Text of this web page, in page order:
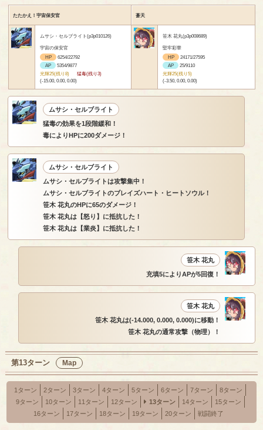
たたかえ！宇宙保安官 蒼天
ムサシ・セルブライト(p3p010126)
宇宙の保安官
HP
6254/22792
AP
5354/9877
光輝25(残り8)
猛毒(残り3)
(-15.00, 0.00, 0.00)
笹木 花丸(p3p008689)
堅牢彩華
HP
24171/27595
AP
25/9110
光輝25(残り5)
(-3.50, 0.00, 0.00)
ムサシ・セルブライト
猛毒の効果を1段階緩和！
毒によりHPに200ダメージ！
ムサシ・セルブライト
ムサシ・セルブライトは攻撃集中！
ムサシ・セルブライトのブレイズハート・ヒートソウル！
笹木 花丸のHPに65のダメージ！
笹木 花丸は【怒り】に抵抗した！
笹木 花丸は【業炎】に抵抗した！
笹木 花丸
充填5によりAPが5回復！
笹木 花丸
笹木 花丸は(-14.000, 0.000, 0.000)に移動！
笹木 花丸の通常攻撃（物理）！
第13ターン Map
1ターン 2ターン 3ターン 4ターン 5ターン 6ターン 7ターン
8ターン
9ターン
10ターン 11ターン 12ターン 13ターン 14ターン
15ターン
16ターン
17ターン 18ターン 19ターン 20ターン 戦闘終了